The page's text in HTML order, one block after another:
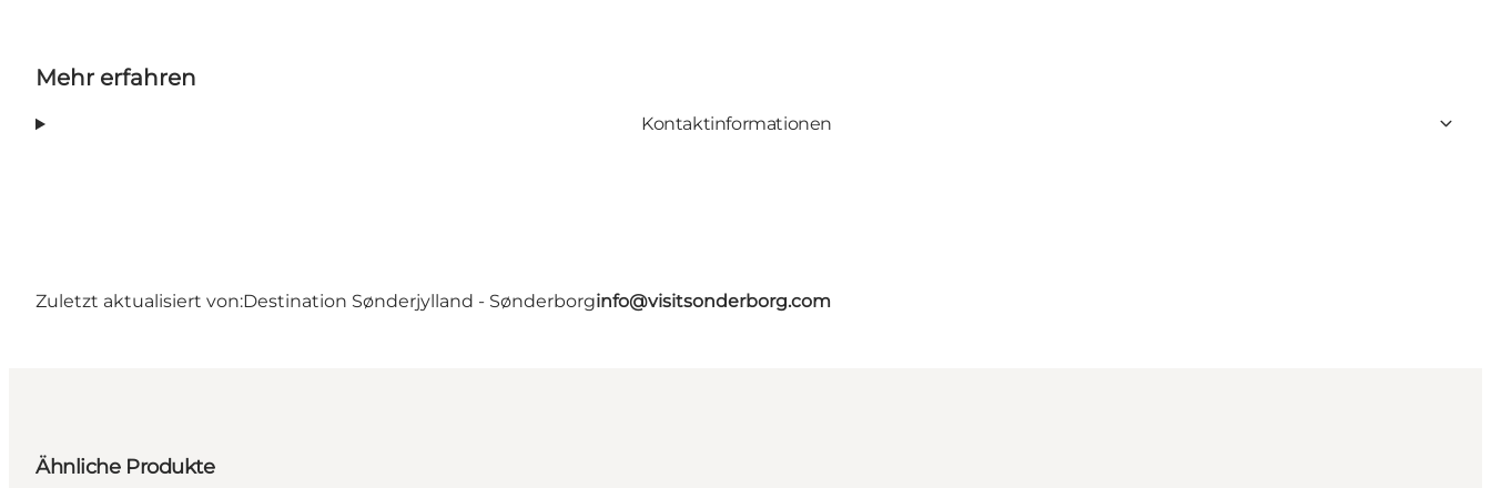
Mehr erfahren
Kontaktinformationen
Zuletzt aktualisiert von:Destination Sønderjylland - Sønderborginfo@visitsonderborg.com
Ähnliche Produkte